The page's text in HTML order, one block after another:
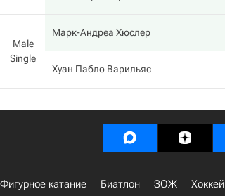
Male
Single
Марк-Андреа Хюслер
Хуан Пабло Варильяс
Фигурное катание Биатлон ЗОЖ Хоккей